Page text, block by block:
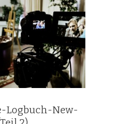
Logbuch-New-